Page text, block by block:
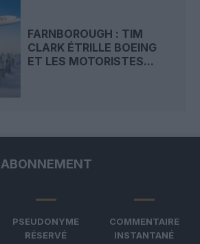
FARNBOROUGH : TIM
CLARK ÉTRILLE BOEING
ET LES MOTORISTES...
ABONNEMENT
PSEUDONYME
RÉSERVÉ
COMMENTAIRE
INSTANTANÉ